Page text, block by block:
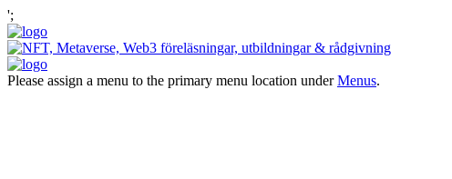
';
Please assign a menu to the primary menu location underMenus.